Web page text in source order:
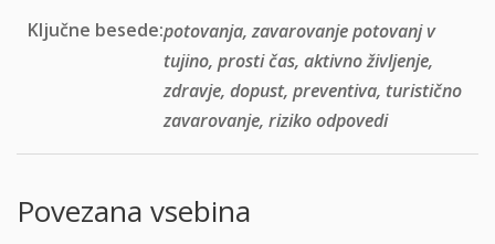
Ključne besede:potovanja, zavarovanje potovanj v
tujino, prosti čas, aktivno življenje,
zdravje, dopust, preventiva, turistično
zavarovanje, riziko odpovedi
Povezana vsebina